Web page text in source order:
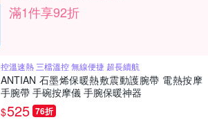
滿1件享92折
控溫速熱 三檔溫控 無線便捷 超長續航
ANTIAN 石墨烯保暖熱敷震動護腕帶 電熱按摩
手腕帶 手碗按摩儀 手腕保暖神器
$525 76折